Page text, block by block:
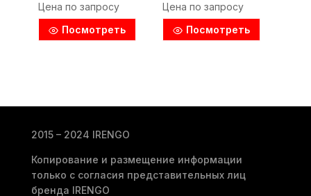
Цена по запросу
Посмотреть
Цена по запросу
Посмотреть
2015 – 2024 IRENGO
Копирование и размещение информации
только с согласия представительных лиц
бренда IRENGO